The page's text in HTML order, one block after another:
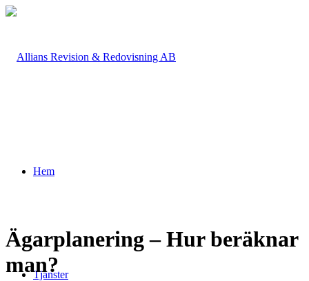
Hem
Tjänster
Ägarplanering – Hur beräknar
man?